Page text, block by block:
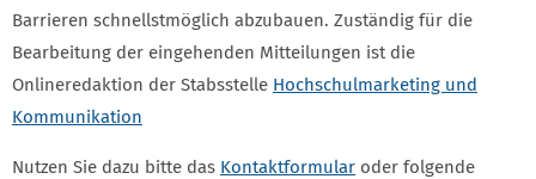
Barrieren schnellstmöglich abzubauen. Zuständig für die
Bearbeitung der eingehenden Mitteilungen ist die
Onlineredaktion der Stabsstelle Hochschulmarketing und
Kommunikation
Nutzen Sie dazu bitte das Kontaktformular oder folgende